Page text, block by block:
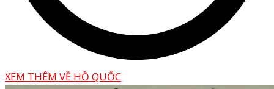
XEM THÊM VỀ HỒ QUỐC